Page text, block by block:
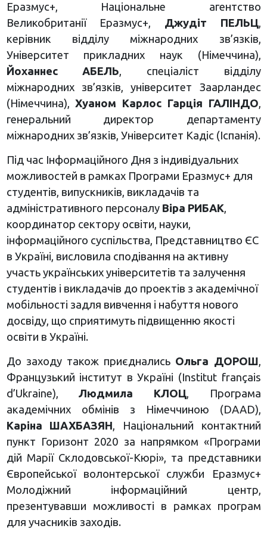
Еразмус+, Національне агентство
Великобританії Еразмус+, Джудіт ПЕЛЬЦ,
керівник відділу міжнародних зв’язків,
Університет прикладних наук (Німеччина),
Йоханнес АБЕЛЬ, спеціаліст відділу
міжнародних зв’язків, університет Заарландес
(Німеччина),Хуаном Карлос Гарція ГАЛІНДО,
генеральний директор департаменту
міжнародних зв’язків, Університет Кадіс (Іспанія).
Під час Інформаційного Дня з індивідуальних
можливостей в рамках Програми Еразмус+ для
студентів, випускників, викладачів та
адміністративного персоналу Віра РИБАК,
координатор сектору освіти, науки,
інформаційного суспільства, Представництво ЄС
в Україні, висловила сподівання на активну
участь українських університетів та залучення
студентів і викладачів до проектів з академічної
мобільності задля вивчення і набуття нового
досвіду, що сприятимуть підвищенню якості
освіти в Україні.
До заходу також приєднались Ольга ДОРОШ,
Французький інститут в Україні (Institut français
d’Ukraine),Людмила КЛОЦ, Програма
академічних обмінів з Німеччиною (DAAD),
Каріна ШАХБАЗЯН, Національний контактний
пункт Горизонт 2020 за напрямком «Програми
дій Марії Склодовської-Кюрі», та представники
Європейської волонтерської служби Еразмус+
Молодіжний інформаційний центр,
презентувавши можливості в рамках програм
для учасників заходів.